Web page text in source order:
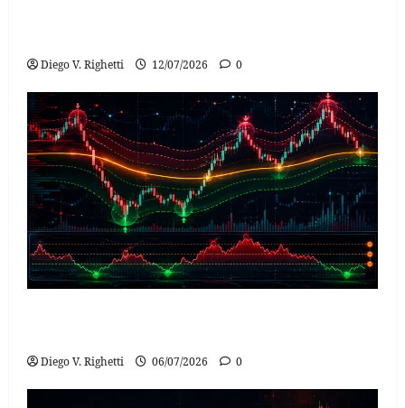
Diego V. Righetti 12/07/2026 0
Diego V. Righetti 06/07/2026 0